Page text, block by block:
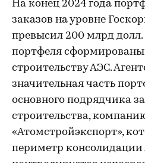
На конец 2024 года
заказов на уровне
превысил 200 млрд
портфеля
строительству АЭС.
значительная часть
основного подрядчика
строительства,
«Атомстройэкспорт»,
периметр